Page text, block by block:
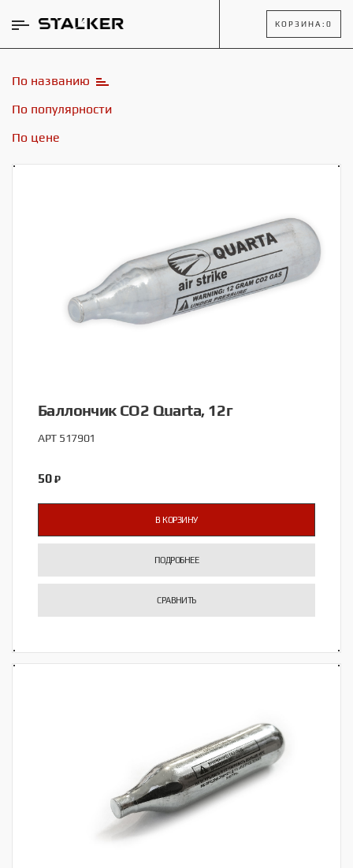
КОРЗИНА: 0
По названию
По популярности
По цене
Баллончик CO2 Quarta, 12г
АРТ 517901
50 ₽
В КОРЗИНУ
ПОДРОБНЕЕ
СРАВНИТЬ